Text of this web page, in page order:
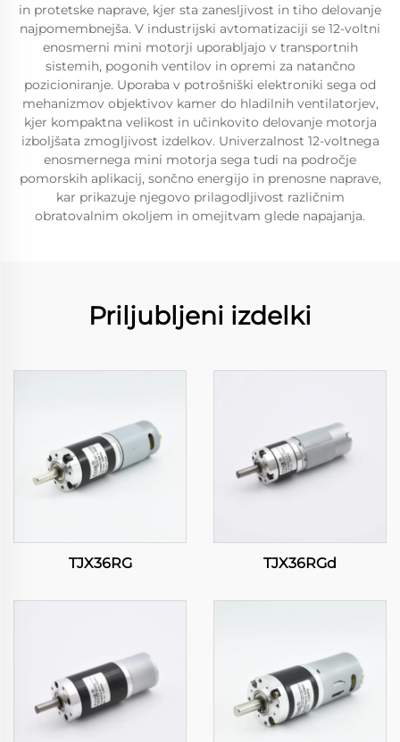
in protetske naprave, kjer sta zanesljivost in tiho delovanje
najpomembnejša. V industrijski avtomatizaciji se 12-voltni
enosmerni mini motorji uporabljajo v transportnih
sistemih, pogonih ventilov in opremi za natančno
pozicioniranje. Uporaba v potrošniški elektroniki sega od
mehanizmov objektivov kamer do hladilnih ventilatorjev,
kjer kompaktna velikost in učinkovito delovanje motorja
izboljšata zmogljivost izdelkov. Univerzalnost 12-voltnega
enosmernega mini motorja sega tudi na področje
pomorskih aplikacij, sončno energijo in prenosne naprave,
kar prikazuje njegovo prilagodljivost različnim
obratovalnim okoljem in omejitvam glede napajanja.
Priljubljeni izdelki
TJX36RG TJX36RGd